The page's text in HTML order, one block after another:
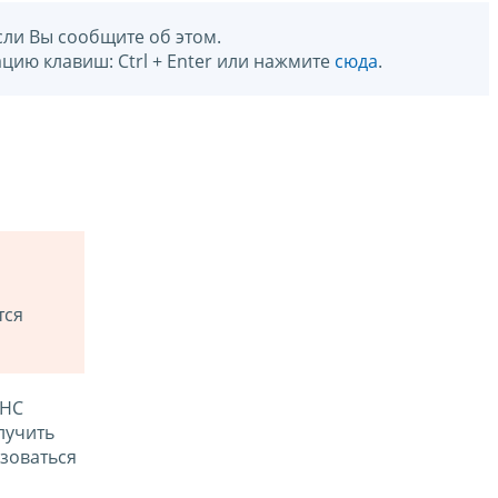
Вы сообщите об этом.
клавиш: Ctrl + Enter или нажмите сюда.